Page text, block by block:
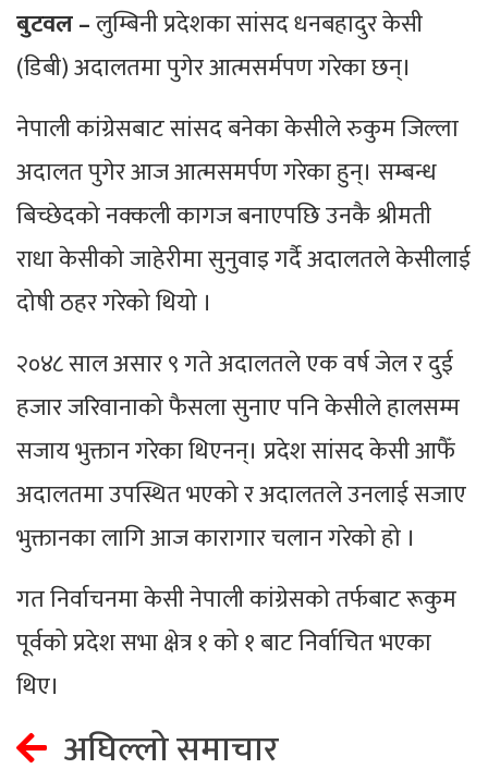
बुटवल –लुम्बिनी प्रदेशका सांसद धनबहादुर केसी
(डिबी) अदालतमा पुगेर आत्मसर्मपण गरेका छन्।
नेपाली कांग्रेसबाट सांसद बनेका केसीले रुकुम जिल्ला
अदालत पुगेर आज आत्मसमर्पण गरेका हुन्। सम्बन्ध
बिच्छेदको नक्कली कागज बनाएपछि उनकै श्रीमती
राधा केसीको जाहेरीमा सुनुवाइ गर्दै अदालतले केसीलाई
दोषी ठहर गरेको थियो ।
२०४८ साल असार ९ गते अदालतले एक वर्ष जेल र दुई
हजार जरिवानाको फैसला सुनाए पनि केसीले हालसम्म
सजाय भुक्तान गरेका थिएनन्। प्रदेश सांसद केसी आफैँ
अदालतमा उपस्थित भएको र अदालतले उनलाई सजाए
भुक्तानका लागि आज कारागार चलान गरेको हो ।
गत निर्वाचनमा केसी नेपाली कांग्रेसको तर्फबाट रूकुम
पूर्वको प्रदेश सभा क्षेत्र १ को १ बाट निर्वाचित भएका
थिए।
अघिल्लो समाचार